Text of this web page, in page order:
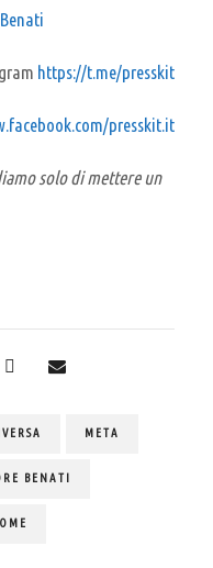
https://t.me/presskit
presskit.it
solo di mettere un
META
BENATI